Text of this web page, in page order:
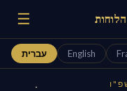
☰
עברית English